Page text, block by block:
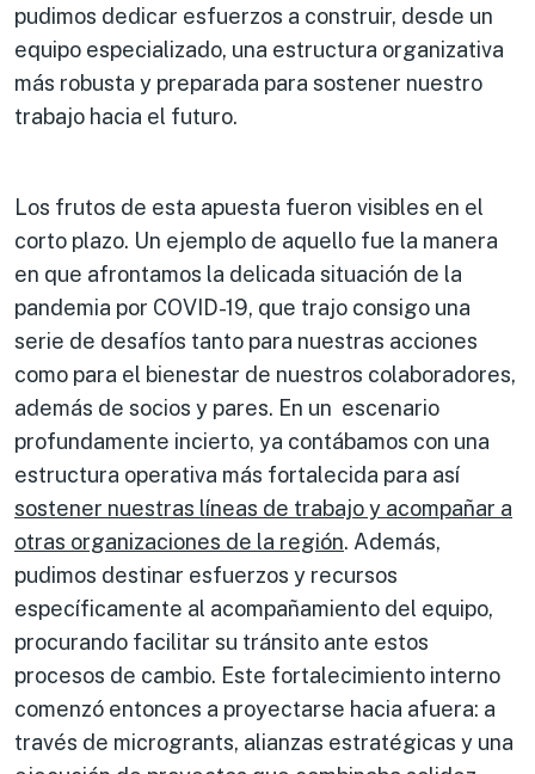
pudimos dedicar esfuerzos a construir, desde un
equipo especializado, una estructura organizativa
más robusta y preparada para sostener nuestro
trabajo hacia el futuro.
Los frutos de esta apuesta fueron visibles en el
corto plazo. Un ejemplo de aquello fue la manera
en que afrontamos la delicada situación de la
pandemia por COVID-19, que trajo consigo una
serie de desafíos tanto para nuestras acciones
como para el bienestar de nuestros colaboradores,
además de socios y pares. En un escenario
profundamente incierto, ya contábamos con una
estructura operativa más fortalecida para así
sostener nuestras líneas de trabajo y acompañar a
otras organizaciones de la región. Además,
pudimos destinar esfuerzos y recursos
específicamente al acompañamiento del equipo,
procurando facilitar su tránsito ante estos
procesos de cambio. Este fortalecimiento interno
comenzó entonces a proyectarse hacia afuera: a
través de microgrants, alianzas estratégicas y una